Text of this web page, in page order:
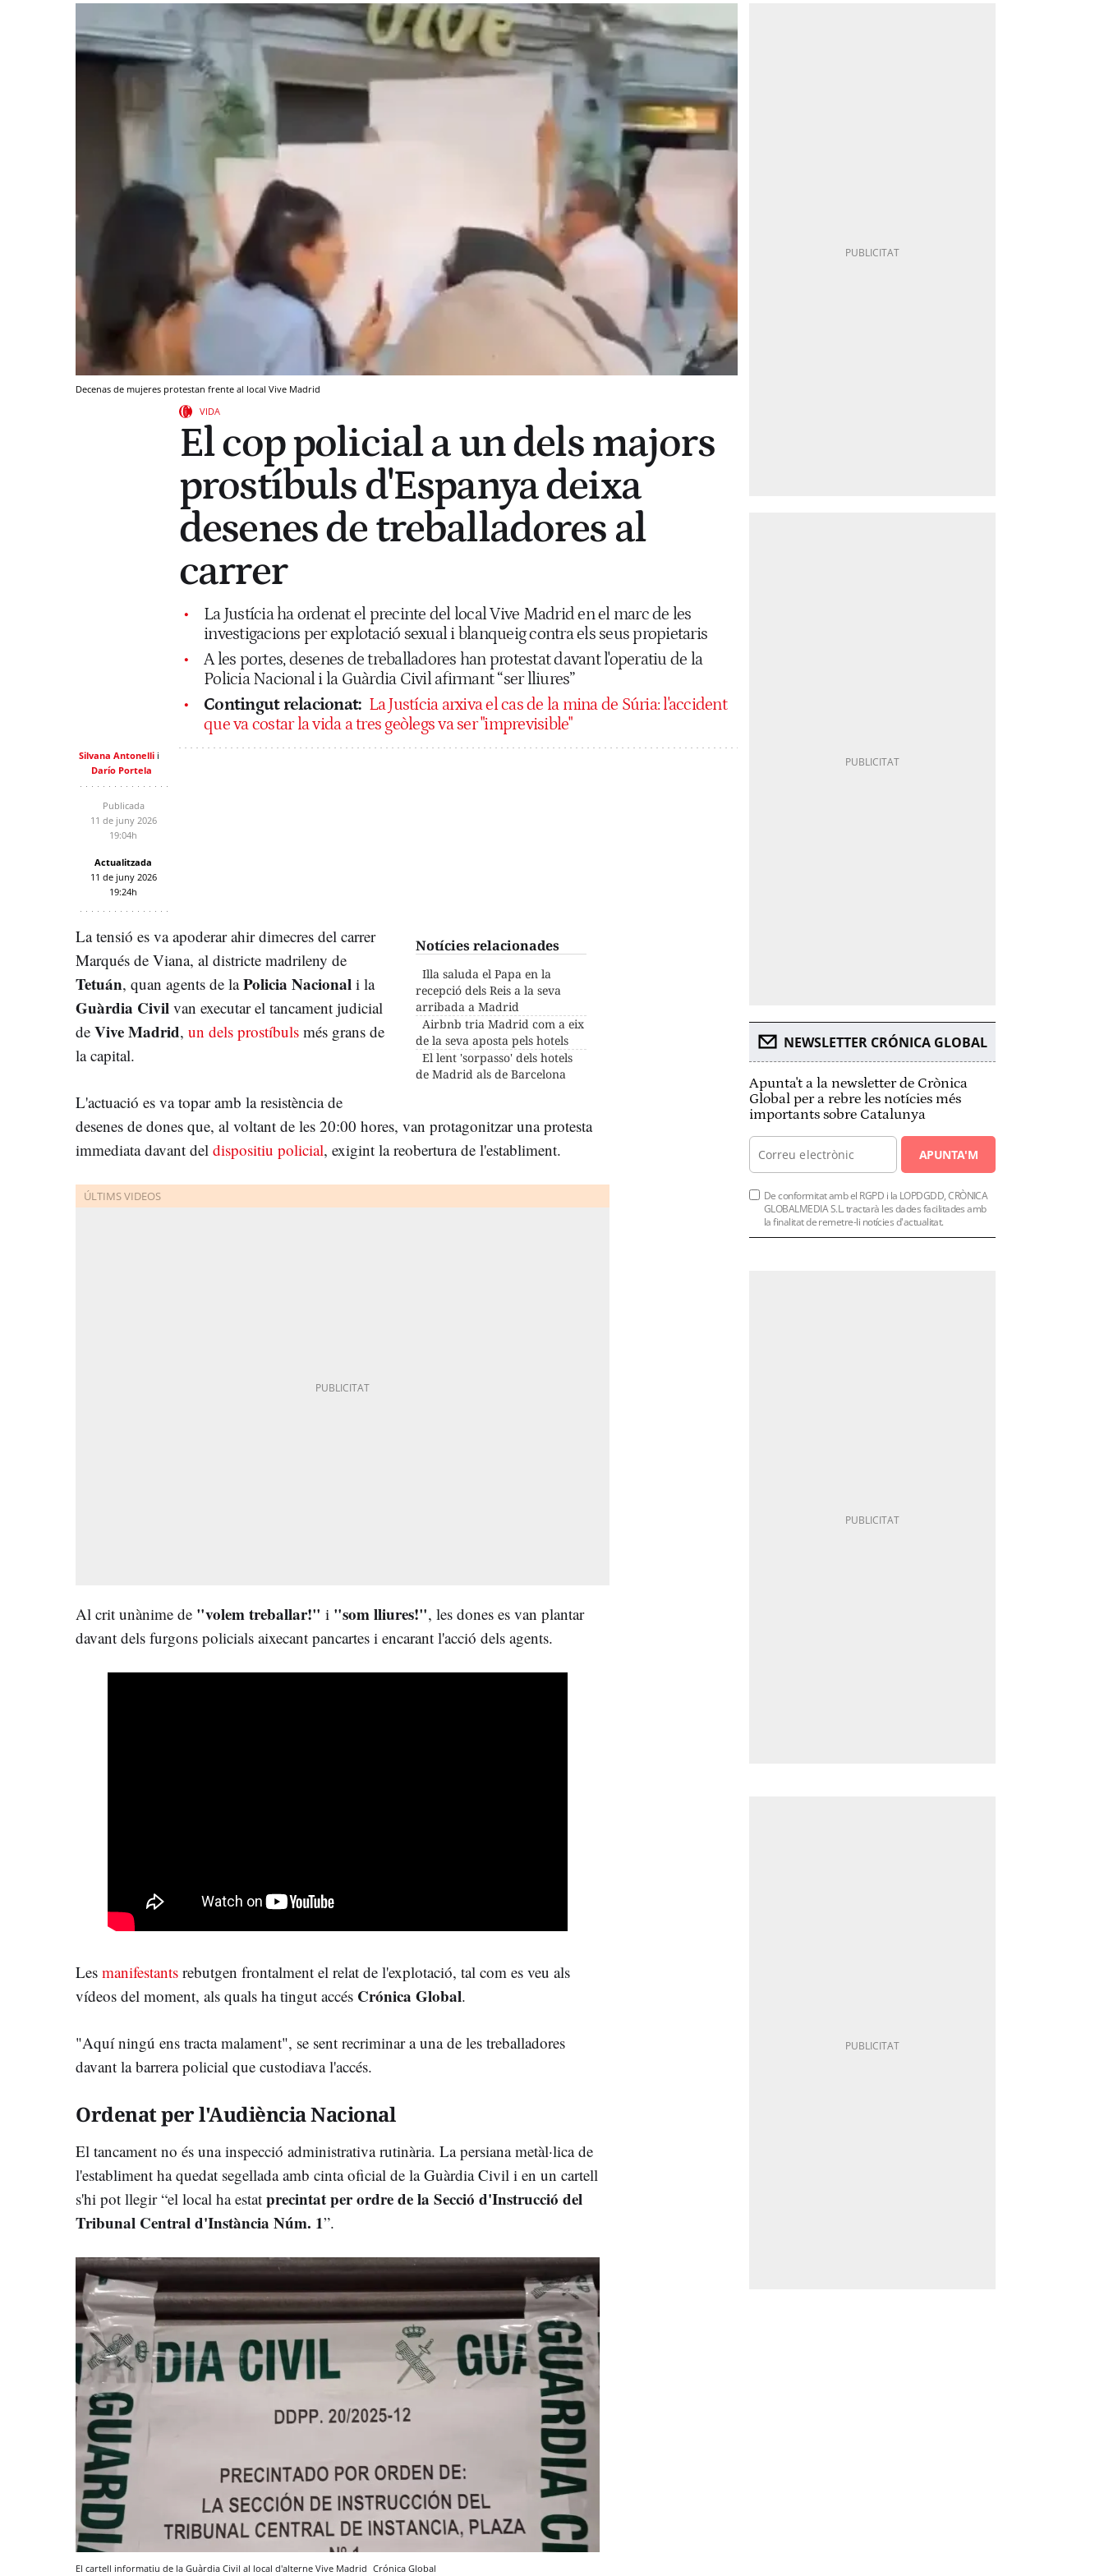
Decenas de mujeres protestan frente al local Vive Madrid
VIDA
El cop policial a un dels majors
prostíbuls d'Espanya deixa
desenes de treballadores al
carrer
La Justícia ha ordenat el precinte del local Vive Madrid en el marc de les
investigacions per explotació sexual i blanqueig contra els seus propietaris
A les portes, desenes de treballadores han protestat davant l'operatiu de la
Policia Nacional i la Guàrdia Civil afirmant “ser lliures”
Contingut relacionat: La Justícia arxiva el cas de la mina de Súria: l'accident
que va costar la vida a tres geòlegs va ser "imprevisible"
Silvana Antonelli
Darío Portela
Publicada
11 de juny 2026
19:04h
Actualitzada
11 de juny 2026
19:24h
Notícies relacionades
Illa saluda el Papa en la
recepció dels Reis a la seva
arribada a Madrid
Airbnb tria Madrid com a eix
de la seva aposta pels hotels
El lent 'sorpasso' dels hotels
de Madrid als de Barcelona
La tensió es va apoderar ahir dimecres del carrer
Marqués de Viana, al districte madrileny de
Tetuán, quan agents de laPolicia Nacional i la
Guàrdia Civil van executar el tancament judicial
de Vive Madrid, un dels prostíbuls més grans de
la capital.
L'actuació es va topar amb la resistència de
desenes de dones que, al voltant de les 20:00 hores, van protagonitzar una protesta
immediata davant del dispositiu policial, exigint la reobertura de l'establiment.
Al crit unànime de "volem treballar!" i "som lliures!", les dones es van plantar
davant dels furgons policials aixecant pancartes i encarant l'acció dels agents.
Les manifestants rebutgen frontalment el relat de l'explotació, tal com es veu als
vídeos del moment, als quals ha tingut accés Crónica Global.
"Aquí ningú ens tracta malament", se sent recriminar a una de les treballadores
davant la barrera policial que custodiava l'accés.
Ordenat per l'Audiència Nacional
El tancament no és una inspecció administrativa rutinària. La persiana metàl·lica de
l'establiment ha quedat segellada amb cinta oficial de la Guàrdia Civil i en un cartell
s'hi pot llegir “el local ha estat precintat per ordre de la Secció d'Instrucció del
Tribunal Central d'Instància Núm. 1”.
El cartell informatiu de la Guàrdia Civil al local d'alterne Vive Madrid Crónica Global
NEWSLETTER CRÓNICA GLOBAL
Apunta't a la newsletter de Crònica
Global per a rebre les notícies més
importants sobre Catalunya
APUNTA'M
De conformitat amb el RGPD i la LOPDGDD, CRÒNICA
GLOBALMEDIA S.L. tractarà les dades facilitades amb
la finalitat de remetre-li notícies d'actualitat.